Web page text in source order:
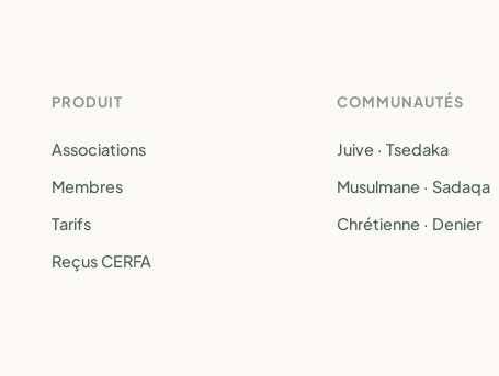
PRODUIT
Associations
Membres
Tarifs
Reçus CERFA
COMMUNAUTÉS
Juive · Tsedaka
Musulmane · Sadaqa
Chrétienne · Denier